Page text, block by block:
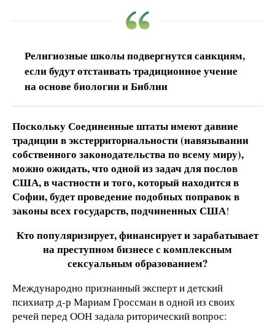
Религиозные школы подвергнутся санкциям,
если будут отстаивать традиционное учение
на основе биологии и Библии
Поскольку Соединенные штаты имеют давние
традиции в экстерриториальности (навязывании
собственного законодательства по всему миру),
можно ожидать, что одной из задач для послов
США, в частности и того, который находится в
Софии, будет проведение подобных поправок в
законы всех государств, подчиненных США!
Кто популяризирует, финансирует и зарабатывает
на преступном бизнесе с комплексным
сексуальным образованием?
Международно признанный эксперт и детский
психиатр д-р Мариам Гроссман в одной из своих
речей перед ООН задала риторический вопрос: